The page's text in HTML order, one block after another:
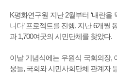
K평화연구원 지난 2월부터 ‘내란을
니다’ 프로젝트를 진행, 지난 6개월
과 1,700여곳의 시민단체를 찾았다.
이날 기념식에는 우원식 국회의장,
웅들, 국회와 시민사회단체 관계자